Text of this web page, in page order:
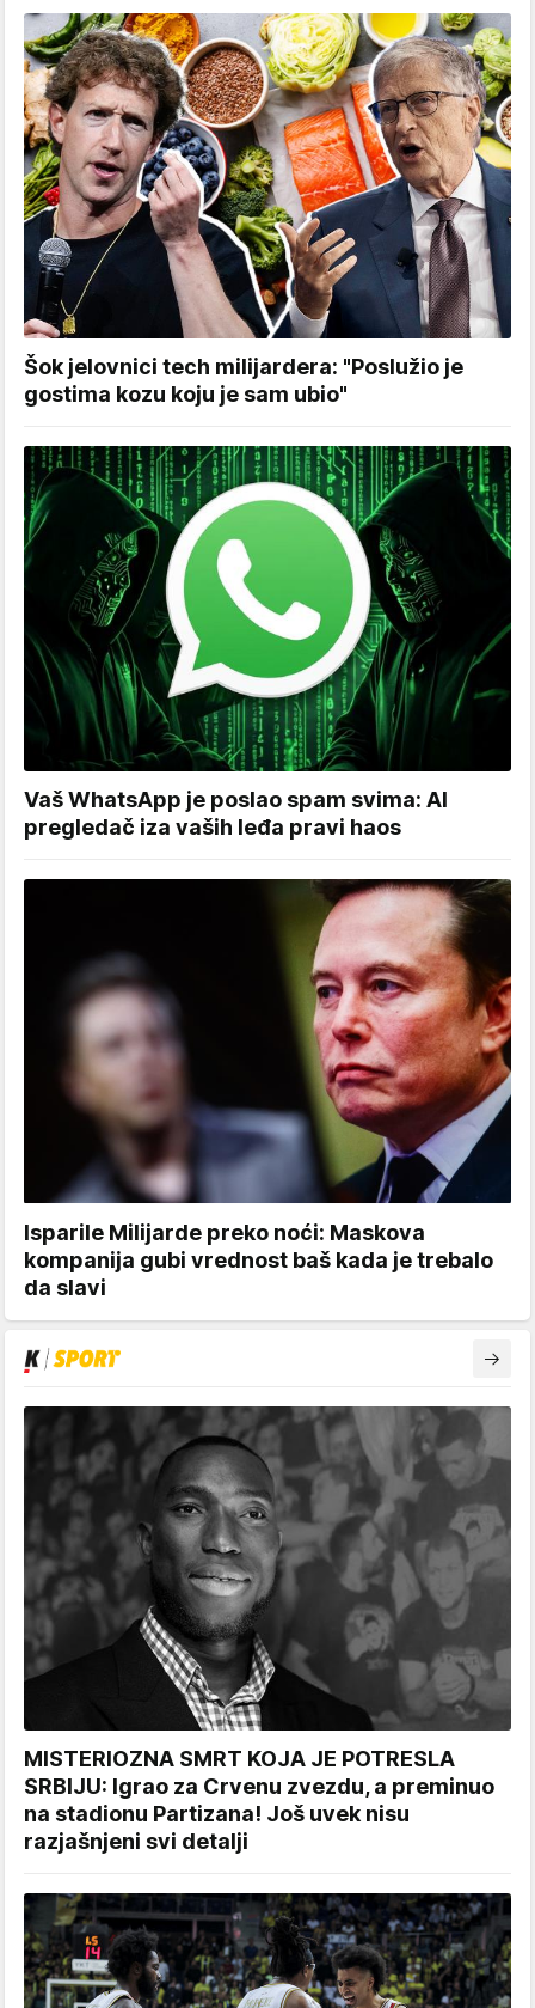
Šok jelovnici tech milijardera: "Poslužio je
gostima kozu koju je sam ubio"
Vaš WhatsApp je poslao spam svima: AI
pregledač iza vaših leđa pravi haos
Isparile Milijarde preko noći: Maskova
kompanija gubi vrednost baš kada je trebalo
da slavi
MISTERIOZNA SMRT KOJA JE POTRESLA
SRBIJU: Igrao za Crvenu zvezdu, a preminuo
na stadionu Partizana! Još uvek nisu
razjašnjeni svi detalji